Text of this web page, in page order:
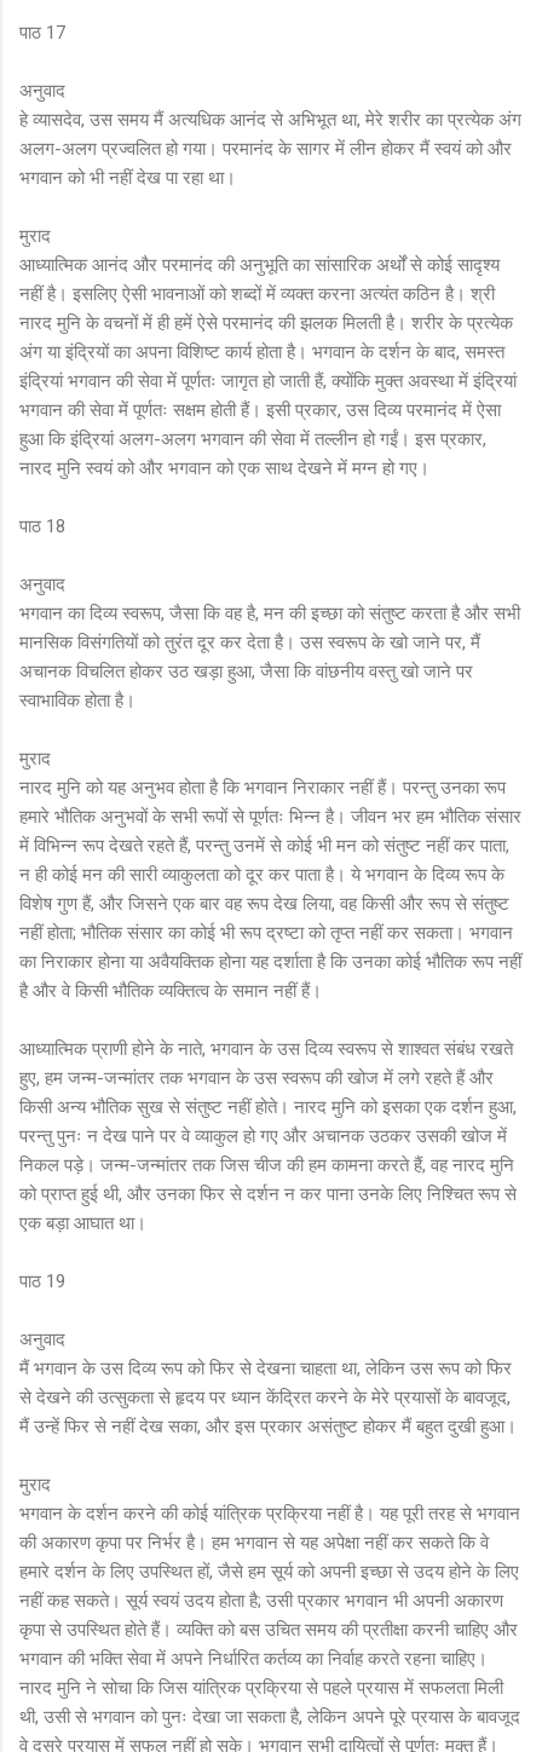
पाठ 17
अनुवाद
हे व्यासदेव, उस समय मैं अत्यधिक आनंद से अभिभूत था, मेरे शरीर का प्रत्येक अंग
अलग-अलग प्रज्वलित हो गया। परमानंद के सागर में लीन होकर मैं स्वयं को और
भगवान को भी नहीं देख पा रहा था।
मुराद
आध्यात्मिक आनंद और परमानंद की अनुभूति का सांसारिक अर्थों से कोई सादृश्य
नहीं है। इसलिए ऐसी भावनाओं को शब्दों में व्यक्त करना अत्यंत कठिन है। श्री
नारद मुनि के वचनों में ही हमें ऐसे परमानंद की झलक मिलती है। शरीर के प्रत्येक
अंग या इंद्रियों का अपना विशिष्ट कार्य होता है। भगवान के दर्शन के बाद, समस्त
इंद्रियां भगवान की सेवा में पूर्णतः जागृत हो जाती हैं, क्योंकि मुक्त अवस्था में इंद्रियां
भगवान की सेवा में पूर्णतः सक्षम होती हैं। इसी प्रकार, उस दिव्य परमानंद में ऐसा
हुआ कि इंद्रियां अलग-अलग भगवान की सेवा में तल्लीन हो गईं। इस प्रकार,
नारद मुनि स्वयं को और भगवान को एक साथ देखने में मग्न हो गए।
पाठ 18
अनुवाद
भगवान का दिव्य स्वरूप, जैसा कि वह है, मन की इच्छा को संतुष्ट करता है और सभी
मानसिक विसंगतियों को तुरंत दूर कर देता है। उस स्वरूप के खो जाने पर, मैं
अचानक विचलित होकर उठ खड़ा हुआ, जैसा कि वांछनीय वस्तु खो जाने पर
स्वाभाविक होता है।
मुराद
नारद मुनि को यह अनुभव होता है कि भगवान निराकार नहीं हैं। परन्तु उनका रूप
हमारे भौतिक अनुभवों के सभी रूपों से पूर्णतः भिन्न है। जीवन भर हम भौतिक संसार
में विभिन्न रूप देखते रहते हैं, परन्तु उनमें से कोई भी मन को संतुष्ट नहीं कर पाता,
न ही कोई मन की सारी व्याकुलता को दूर कर पाता है। ये भगवान के दिव्य रूप के
विशेष गुण हैं, और जिसने एक बार वह रूप देख लिया, वह किसी और रूप से संतुष्ट
नहीं होता; भौतिक संसार का कोई भी रूप द्रष्टा को तृप्त नहीं कर सकता। भगवान
का निराकार होना या अवैयक्तिक होना यह दर्शाता है कि उनका कोई भौतिक रूप नहीं
है और वे किसी भौतिक व्यक्तित्व के समान नहीं हैं।
आध्यात्मिक प्राणी होने के नाते, भगवान के उस दिव्य स्वरूप से शाश्वत संबंध रखते
हुए, हम जन्म-जन्मांतर तक भगवान के उस स्वरूप की खोज में लगे रहते हैं और
किसी अन्य भौतिक सुख से संतुष्ट नहीं होते। नारद मुनि को इसका एक दर्शन हुआ,
परन्तु पुनः न देख पाने पर वे व्याकुल हो गए और अचानक उठकर उसकी खोज में
निकल पड़े। जन्म-जन्मांतर तक जिस चीज की हम कामना करते हैं, वह नारद मुनि
को प्राप्त हुई थी, और उनका फिर से दर्शन न कर पाना उनके लिए निश्चित रूप से
एक बड़ा आघात था।
पाठ 19
अनुवाद
मैं भगवान के उस दिव्य रूप को फिर से देखना चाहता था, लेकिन उस रूप को फिर
से देखने की उत्सुकता से हृदय पर ध्यान केंद्रित करने के मेरे प्रयासों के बावजूद,
मैं उन्हें फिर से नहीं देख सका, और इस प्रकार असंतुष्ट होकर मैं बहुत दुखी हुआ।
मुराद
भगवान के दर्शन करने की कोई यांत्रिक प्रक्रिया नहीं है। यह पूरी तरह से भगवान
की अकारण कृपा पर निर्भर है। हम भगवान से यह अपेक्षा नहीं कर सकते कि वे
हमारे दर्शन के लिए उपस्थित हों, जैसे हम सूर्य को अपनी इच्छा से उदय होने के लिए
नहीं कह सकते। सूर्य स्वयं उदय होता है; उसी प्रकार भगवान भी अपनी अकारण
कृपा से उपस्थित होते हैं। व्यक्ति को बस उचित समय की प्रतीक्षा करनी चाहिए और
भगवान की भक्ति सेवा में अपने निर्धारित कर्तव्य का निर्वाह करते रहना चाहिए।
नारद मुनि ने सोचा कि जिस यांत्रिक प्रक्रिया से पहले प्रयास में सफलता मिली
थी, उसी से भगवान को पुनः देखा जा सकता है, लेकिन अपने पूरे प्रयास के बावजूद
वे दूसरे प्रयास में सफल नहीं हो सके। भगवान सभी दायित्वों से पूर्णतः मुक्त हैं।